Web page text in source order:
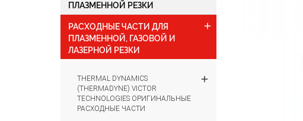
ПЛАЗМЕННОЙ РЕЗКИ
РАСХОДНЫЕ ЧАСТИ ДЛЯ
ПЛАЗМЕННОЙ, ГАЗОВОЙ И
ЛАЗЕРНОЙ РЕЗКИ
add
THERMAL DYNAMICS
(THERMADYNE) VICTOR
TECHNOLOGIES ОРИГИНАЛЬНЫЕ
РАСХОДНЫЕ ЧАСТИ
add